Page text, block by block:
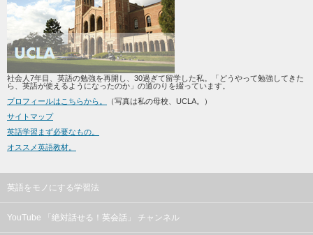
社会人7年目、英語の勉強を再開し、30過ぎて留学した私。「どうやって勉強してきた
ら、英語が使えるようになったのか」の道のりを綴っています。
プロフィールはこちらから。
（写真は私の母校、UCLA。）
サイトマップ
英語学習まず必要なもの。
オススメ英語教材。
英語をモノにする学習法
YouTube 「絶対話せる！英会話」 チャンネル